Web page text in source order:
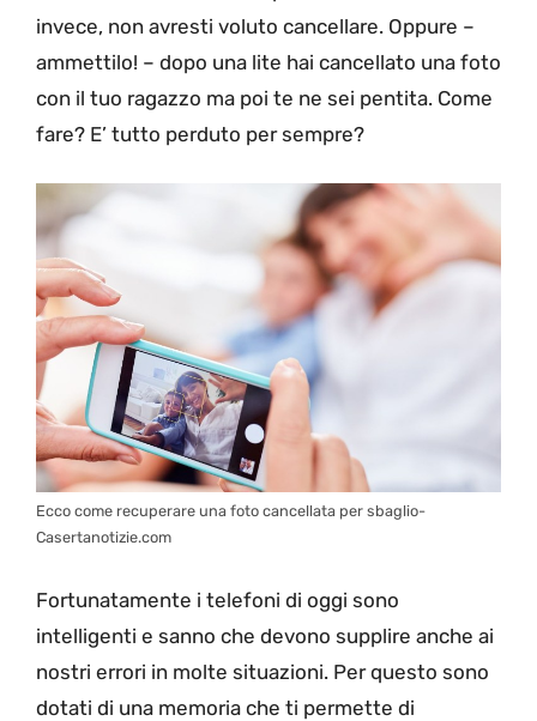
invece, non avresti voluto cancellare. Oppure –
ammettilo! – dopo una lite hai cancellato una foto
con il tuo ragazzo ma poi te ne sei pentita. Come
fare? E’ tutto perduto per sempre?
Ecco come recuperare una foto cancellata per sbaglio-
Casertanotizie.com
Fortunatamente i telefoni di oggi sono
intelligenti e sanno che devono supplire anche ai
nostri errori in molte situazioni. Per questo sono
dotati di una memoria che ti permette di